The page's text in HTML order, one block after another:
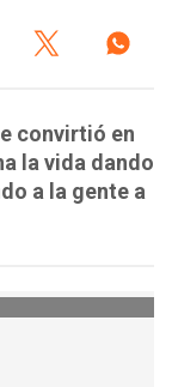
convirtió en
la vida dando
a la gente a